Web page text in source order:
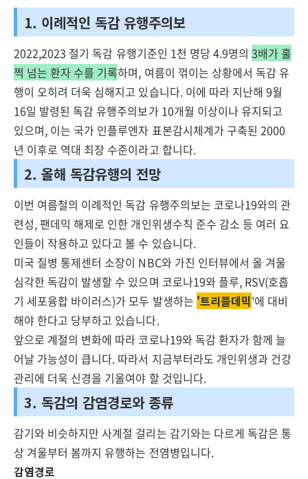
1. 이례적인 독감 유행주의보
2022,2023 절기 독감 유행기준인 1천 명당 4.9명의3배가 훌
쩍 넘는 환자 수를 기록하며, 여름이 꺾이는 상황에서 독감 유
행이 오히려 더욱 심해지고 있습니다. 이에 따라 지난해 9월
16일 발령된 독감 유행주의보가 10개월 이상이나 유지되고
있으며, 이는 국가 인플루엔자 표본감시체계가 구축된 2000
년 이후로 역대 최장 수준이라고 합니다.
2. 올해 독감유행의 전망
이번 여름철의 이례적인 독감 유행주의보는 코로나19와의 관
련성, 팬데믹 해제로 인한 개인위생수칙 준수 감소 등 여러 요
인들이 작용하고 있다고 볼 수 있습니다.
미국 질병 통제센터 소장이 NBC와 가진 인터뷰에서 올 겨울
심각한 독감이 발생할 수 있으며 코로나19와 플루, RSV(호흡
기 세포융합 바이러스)가 모두 발생하는 '트리플데믹'에 대비
해야 한다고 당부하고 있습니다.
앞으로 계절의 변화에 따라 코로나19와 독감 환자가 함께 늘
어날 가능성이 큽니다. 따라서 지금부터라도 개인위생과 건강
관리에 더욱 신경을 기울여야 할 것입니다.
3. 독감의 감염경로와 종류
감기와 비슷하지만 사계절 걸리는 감기와는 다르게 독감은 통
상 겨울부터 봄까지 유행하는 전염병입니다.
감염경로